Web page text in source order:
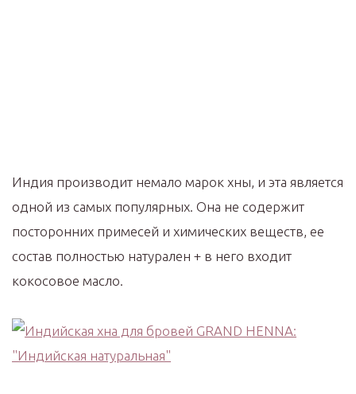
Индия производит немало марок хны, и эта является
одной из самых популярных. Она не содержит
посторонних примесей и химических веществ, ее
состав полностью натурален + в него входит
кокосовое масло.